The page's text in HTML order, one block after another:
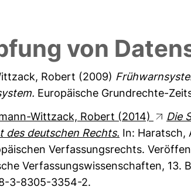
von
Robert (2009)
Europäische Grundrechte-
Wittzack, Robert (2014)
Die
des deutschen Rechts. In: Haratsch,
Verfassungsrechts.
Verfassungswissenschaften, 13.
3-8305-3354-2.